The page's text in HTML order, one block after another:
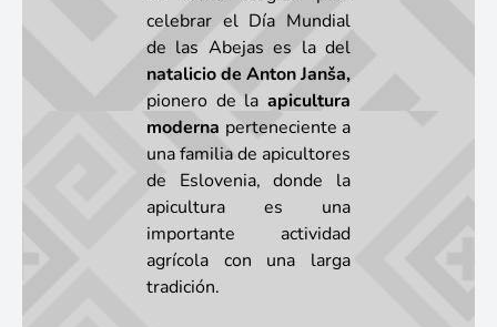
celebrar el Día Mundial
de las Abejas es la del
natalicio de Anton Janša,
pionero de la apicultura
moderna perteneciente a
una familia de apicultores
de Eslovenia, donde la
apicultura es una
importante actividad
agrícola con una larga
tradición.